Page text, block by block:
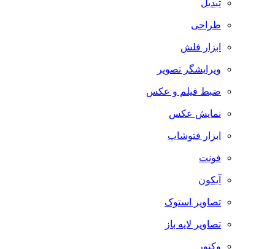
تبدیل
طراحی
ابزار فلش
ویرایشگر تصویر
ضبط فيلم و عكس
نمایش عکس
ابزار فتوشاپ
فونت
آیکون
تصاویر استوک
تصاویر لایه باز
وکتور